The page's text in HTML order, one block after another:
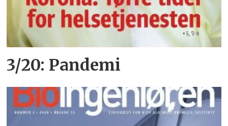
3/20: Pandemi